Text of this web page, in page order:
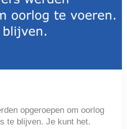
opgeroepen om oorlog
te blijven. Je kunt het.